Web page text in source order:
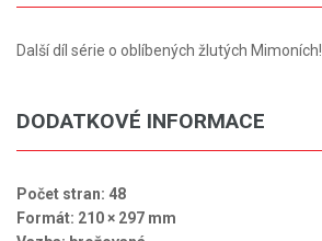
Další díl série o oblíbených žlutých Mimoních!
DODATKOVÉ INFORMACE
Počet stran: 48
Formát: 210 × 297 mm